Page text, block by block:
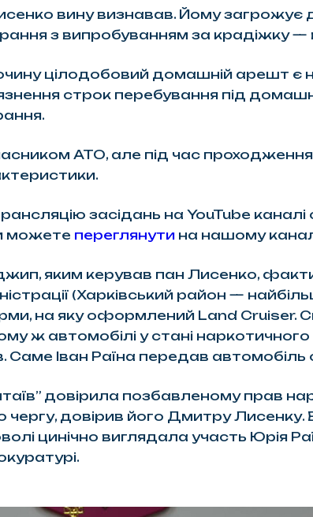
вину визнавав. Йому загрожує
з випробуванням за крадіжку —
цілодобовий домашній арешт є
строк перебування під
АТО, але під час проходження
засідань на YouTube каналі
можете переглянутина нашому
яким керував пан Лисенко,
(Харківський район —
на яку оформлений Land Cruiser.
ж автомобілі у стані наркотичного
Саме Іван Раїна передав
довірила позбавленому прав
довірив його Дмитру Лисенку.
цинічно виглядала участь Юрія